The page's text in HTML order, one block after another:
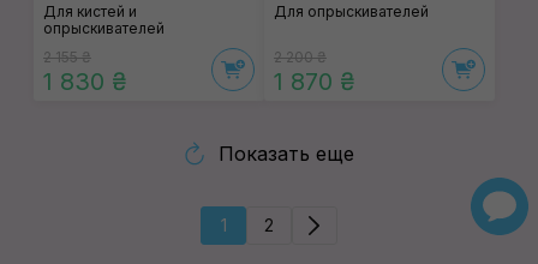
Для кистей и
опрыскивателей
2 155 ₴
1 830 ₴
Для опрыскивателей
2 200 ₴
1 870 ₴
Показать еще
1 2